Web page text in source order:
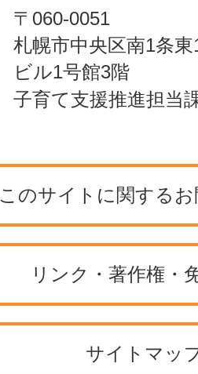
〒060-0051
札幌市中央区南1条
ビル1号館3階
子育て支援推進担当
このサイトに関する
リンク・著作権・
サイトマッ